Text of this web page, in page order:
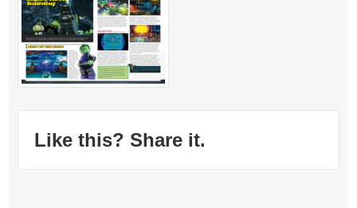
Like this? Share it.